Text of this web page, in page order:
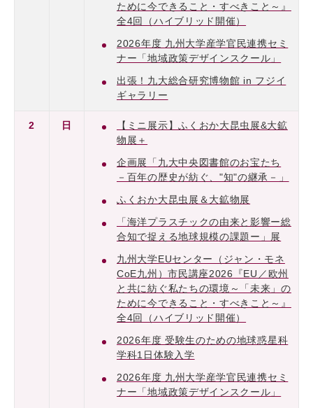
ために今できること・すべきこと～』
全4回（ハイブリッド開催）
2026年度 九州大学産学官民連携セミ
ナー「地域政策デザインスクール」
出張！九大総合研究博物館 in フジイ
ギャラリー
2 日
【ミニ展示】ふくおか大昆虫展&大鉱
物展＋
企画展「九大中央図書館のお宝たち
－百年の歴史が紡ぐ、"知"の継承－」
ふくおか大昆虫展＆大鉱物展
「海洋プラスチックの由来と影響ー総
合知で捉える地球規模の課題ー」展
九州大学EUセンター（ジャン・モネ
CoE九州）市民講座2026『EU／欧州
と共に紡ぐ私たちの環境～「未来」の
ために今できること・すべきこと～』
全4回（ハイブリッド開催）
2026年度 受験生のための地球惑星科
学科1日体験入学
2026年度 九州大学産学官民連携セミ
ナー「地域政策デザインスクール」